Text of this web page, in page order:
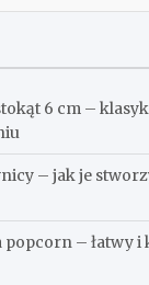
6 cm –
– jak je
popcorn – łatwy